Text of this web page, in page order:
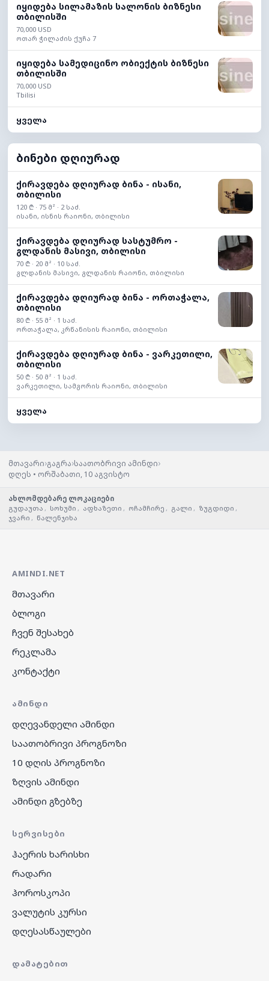
იყიდება სილამაზის სალონის ბიზნესი
თბილისში
70,000 USD
ოთარ ჭილაძის ქუჩა 7
იყიდება სამედიცინო ობიექტის ბიზნესი
თბილისში
70,000 USD
Tbilisi
ყველა
ბინები დღიურად
ქირავდება დღიურად ბინა - ისანი,
თბილისი
120 ₾ · 75 მ² · 2 საძ.
ისანი, ისნის რაიონი, თბილისი
ქირავდება დღიურად სასტუმრო -
გლდანის მასივი, თბილისი
70 ₾ · 20 მ² · 10 საძ.
გლდანის მასივი, გლდანის რაიონი, თბილისი
ქირავდება დღიურად ბინა - ორთაჭალა,
თბილისი
80 ₾ · 55 მ² · 1 საძ.
ორთაჭალა, კრწანისის რაიონი, თბილისი
ქირავდება დღიურად ბინა - ვარკეთილი,
თბილისი
50 ₾ · 50 მ² · 1 საძ.
ვარკეთილი, სამგორის რაიონი, თბილისი
ყველა
მთავარი›გაგრა›საათობრივი ამინდი›
დღეს • ორშაბათი, 10 აგვისტო
ახლომდებარე ლოკაციები
გუდაუთა , სოხუმი , აფხაზეთი , ოჩამჩირე , გალი , ზუგდიდი ,
ჯვარი , წალენჯიხა
AMINDI.NET
მთავარი
ბლოგი
ჩვენ შესახებ
რეკლამა
კონტაქტი
ᲐᲛᲘᲜᲓᲘ
დღევანდელი ამინდი
საათობრივი პროგნოზი
10 დღის პროგნოზი
ზღვის ამინდი
ამინდი გზებზე
ᲡᲔᲠᲕᲘᲡᲔᲑᲘ
ჰაერის ხარისხი
რადარი
ჰოროსკოპი
ვალუტის კურსი
დღესასწაულები
ᲓᲐᲛᲐᲢᲔᲑᲘᲗ